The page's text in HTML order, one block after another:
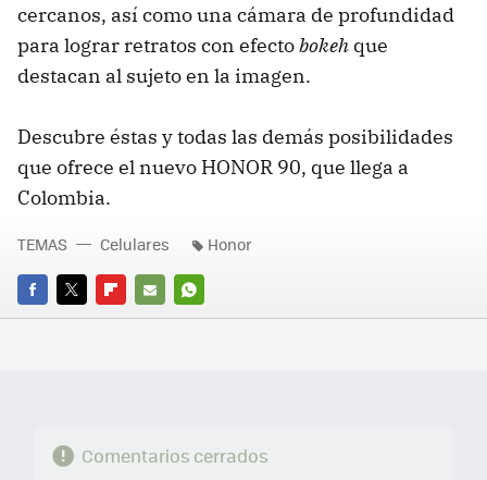
cercanos, así como una cámara de profundidad
para lograr retratos con efectobokeh que
destacan al sujeto en la imagen.
Descubre éstas y todas las demás posibilidades
que ofrece el nuevo HONOR 90, que llega a
Colombia.
FACEBOOK
TWITTERFLIPBOARD
E-
WHATSAPP
TEMAS Celulares Honor
Comentarios cerrados